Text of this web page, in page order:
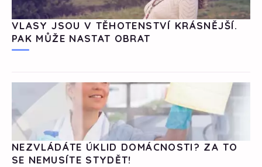
VLASY JSOU V TĚHOTENSTVÍ KRÁSNĚJŠÍ.
PAK MŮŽE NASTAT OBRAT
NEZVLÁDÁTE ÚKLID DOMÁCNOSTI? ZA TO
SE NEMUSÍTE STYDĚT!